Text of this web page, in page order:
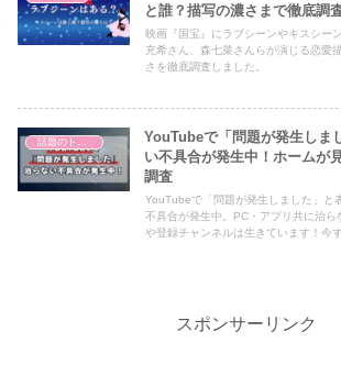
と誰？描写の濃さまで徹底調
映画『国宝』にラブシーンやキスシー
充希さん、森七菜さんらが演じる恋愛
さを徹底調査しました。
話題のトピック
YouTubeで「問題が発生しま
い不具合が発生中！ホームが
調査
YouTubeで「問題が発生しました」と
不具合が発生中。PC・アプリ共に治ら
や登録チャンネルは生きています！今
スポンサーリンク